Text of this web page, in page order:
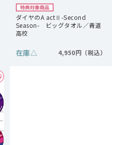
ダイヤのA actⅡ-Second
Season- ビッグタオル／青道
高校
在庫△ 4,950円